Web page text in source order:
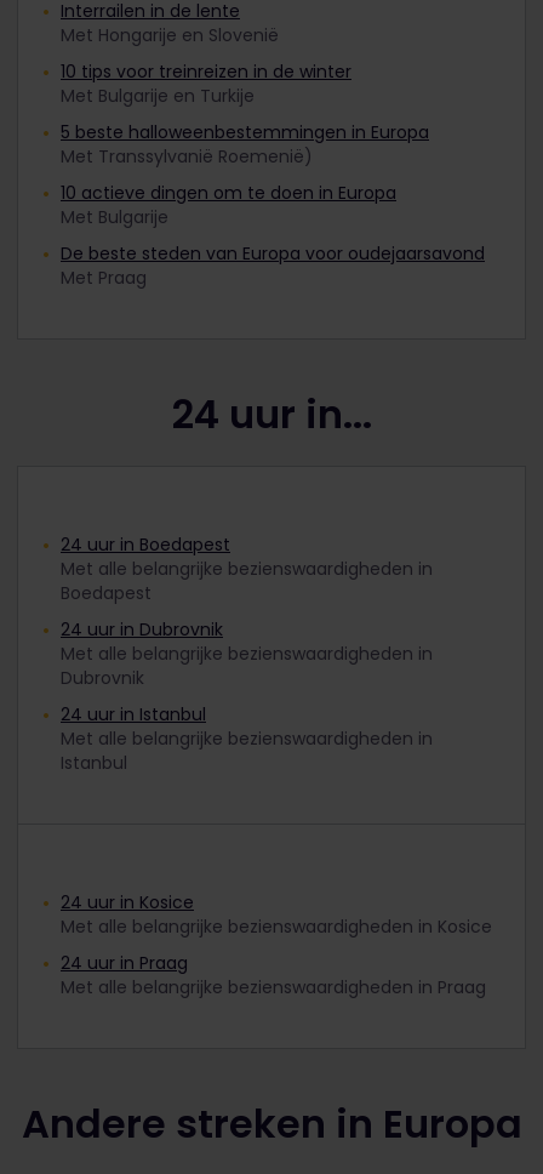
Interrailen in de lente
Met Hongarije en Slovenië
10 tips voor treinreizen in de winter
Met Bulgarije en Turkije
5 beste halloweenbestemmingen in Europa
Met Transsylvanië Roemenië)
10 actieve dingen om te doen in Europa
Met Bulgarije
De beste steden van Europa voor oudejaarsavond
Met Praag
24 uur in...
24 uur in Boedapest
Met alle belangrijke bezienswaardigheden in
Boedapest
24 uur in Dubrovnik
Met alle belangrijke bezienswaardigheden in
Dubrovnik
24 uur in Istanbul
Met alle belangrijke bezienswaardigheden in
Istanbul
24 uur in Kosice
Met alle belangrijke bezienswaardigheden in Kosice
24 uur in Praag
Met alle belangrijke bezienswaardigheden in Praag
Andere streken in Europa